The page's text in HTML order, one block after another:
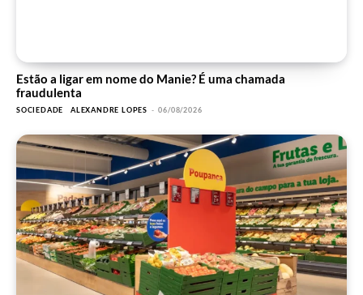
Estão a ligar em nome do Manie? É uma chamada
fraudulenta
SOCIEDADE ALEXANDRE LOPES - 06/08/2026